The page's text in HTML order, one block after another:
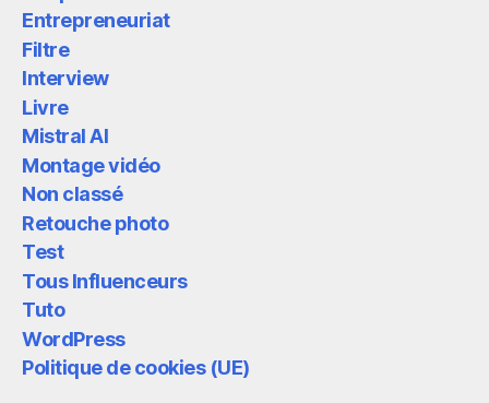
Entrepreneuriat
Filtre
Interview
Livre
Mistral AI
Montage vidéo
Non classé
Retouche photo
Test
Tous Influenceurs
Tuto
WordPress
Politique de cookies (UE)